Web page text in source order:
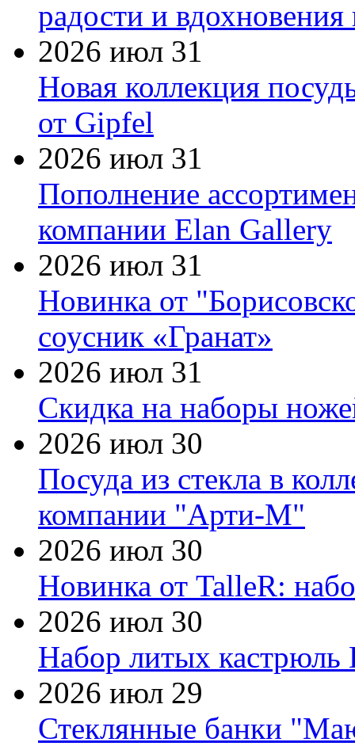
радости и
2026 июл 31
Новая коллекция
от Gipfel
2026 июл 31
Пополнение
компании Elan Gallery
2026 июл 31
Новинка от
соусник «Гранат»
2026 июл 31
Скидка на наборы
2026 июл 30
Посуда из стекла в
компании "Арти-М"
2026 июл 30
Новинка от TalleR:
2026 июл 30
Набор литых кастрюль
2026 июл 29
Стеклянные банки